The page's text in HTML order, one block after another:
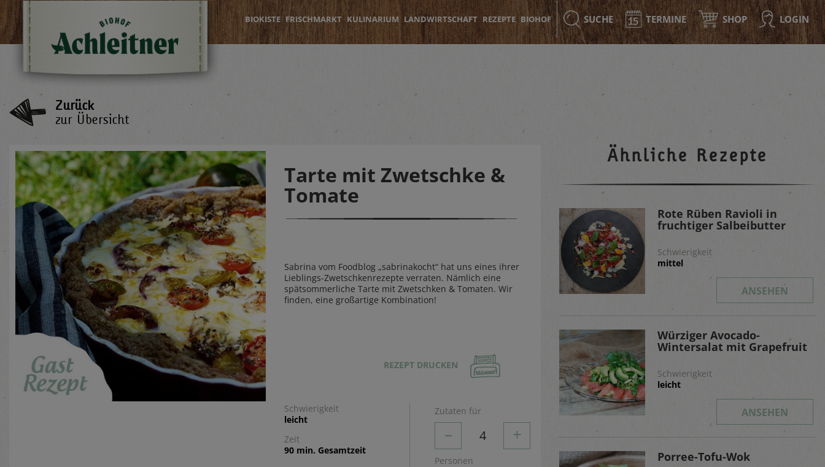
BIOKISTE FRISCHMARKT KULINARIUM LANDWIRTSCHAFT REZEPTE BIOHOF SUCHE TERMINE SHOP LOGIN
Zurück
zur Übersicht
Tarte mit Zwetschke &
Tomate
Sabrina vom Foodblog „sabrinakocht“ hat uns eines ihrer
Lieblings-Zwetschkenrezepte verraten. Nämlich eine
spätsommerliche Tarte mit Zwetschken & Tomaten. Wir
finden, eine großartige Kombination!
REZEPT DRUCKEN
Schwierigkeit
leicht
Zeit
90 min. Gesamtzeit
Zutaten für
– 4 +
Personen
Ähnliche Rezepte
Rote Rüben Ravioli in
fruchtiger Salbeibutter
Schwierigkeit
mittel
ANSEHEN
Würziger Avocado-
Wintersalat mit Grapefruit
Schwierigkeit
leicht
ANSEHEN
Porree-Tofu-Wok